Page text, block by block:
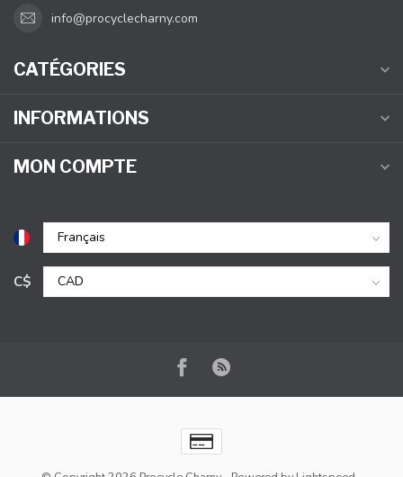
info@procyclecharny.com
CATÉGORIES
INFORMATIONS
MON COMPTE
C$